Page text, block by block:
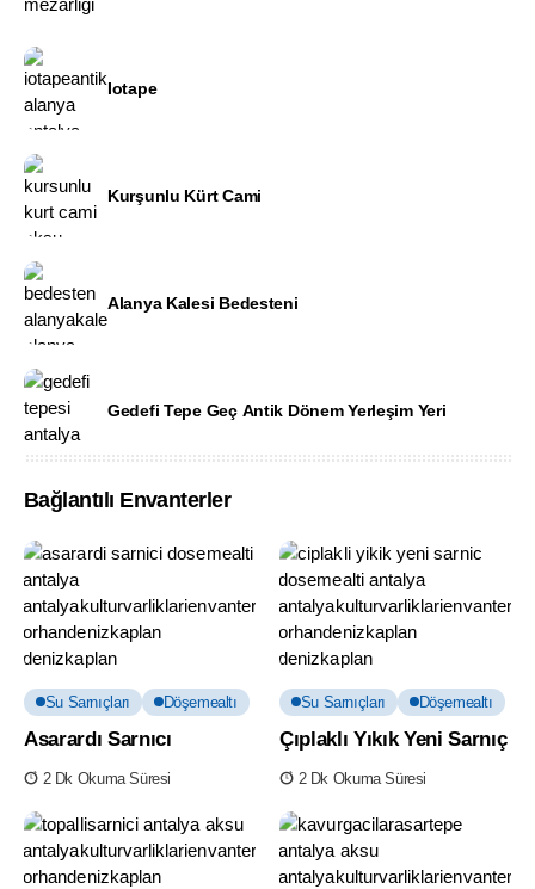
Iotape
Kurşunlu Kürt Cami
Alanya Kalesi Bedesteni
Gedefi Tepe Geç Antik Dönem Yerleşim Yeri
Bağlantılı Envanterler
Su Sarnıçları Döşemealtı
Asarardı Sarnıcı
2 Dk Okuma Süresi
Su Sarnıçları Döşemealtı
Çıplaklı Yıkık Yeni Sarnıç
2 Dk Okuma Süresi